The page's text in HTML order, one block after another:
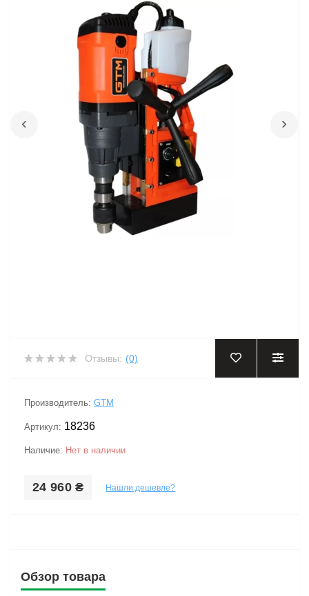
‹ ›
‹ ›
Отзывы: (0)
Производитель: GTM
Артикул: 18236
Наличие: Нет в наличии
24 960 ₴ Нашли дешевле?
Обзор товара